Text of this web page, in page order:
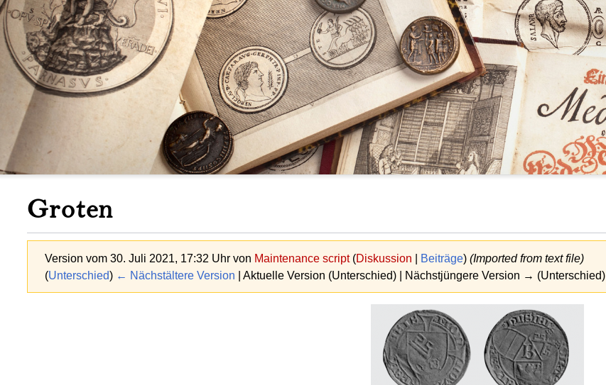
Groten
Version vom 30. Juli 2021, 17:32 Uhr von Maintenance script (Diskussion | Beiträge) (Imported from text file)
(Unterschied) ← Nächstältere Version | Aktuelle Version (Unterschied) | Nächstjüngere Version → (Unterschied)